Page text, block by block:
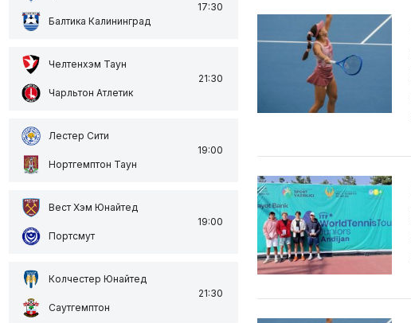
Балтика Калининград
17:30
Челтенхэм Таун
Чарльтон Атлетик
21:30
Лестер Сити
Нортгемптон Таун
19:00
Вест Хэм Юнайтед
Портсмут
19:00
Колчестер Юнайтед
Саутгемптон
21:30